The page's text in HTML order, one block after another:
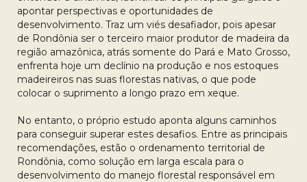
apontar perspectivas e oportunidades de
desenvolvimento. Traz um viés desafiador, pois apesar
de Rondônia ser o terceiro maior produtor de madeira da
região amazônica, atrás somente do Pará e Mato Grosso,
enfrenta hoje um declínio na produção e nos estoques
madeireiros nas suas florestas nativas, o que pode
colocar o suprimento a longo prazo em xeque.
No entanto, o próprio estudo aponta alguns caminhos
para conseguir superar estes desafios. Entre as principais
recomendações, estão o ordenamento territorial de
Rondônia, como solução em larga escala para o
desenvolvimento do manejo florestal responsável em